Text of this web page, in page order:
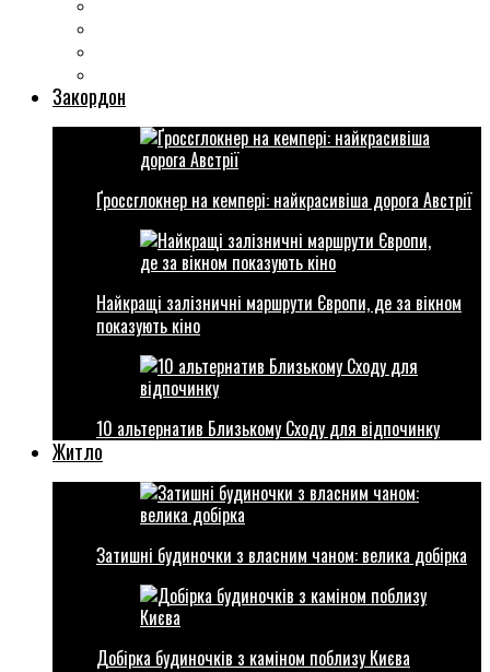
Закордон
Ґроссглокнер на кемпері: найкрасивіша дорога Австрії
Найкращі залізничні маршрути Європи, де за вікном
показують кіно
10 альтернатив Близькому Сходу для відпочинку
Житло
Затишні будиночки з власним чаном: велика добірка
Добірка будиночків з каміном поблизу Києва